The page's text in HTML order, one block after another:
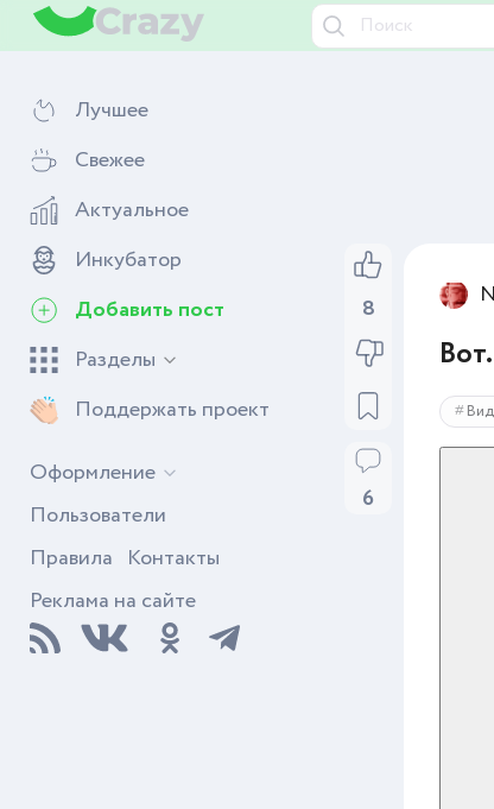
Лучшее
Свежее
Актуальное
Инкубатор
Добавить пост
Разделы
Поддержать проект
Оформление
Пользователи
Правила Контакты
Реклама на сайте
8
6